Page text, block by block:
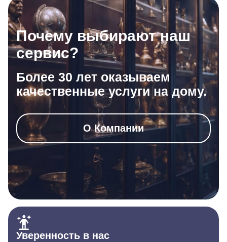
Почему выбирают наш
сервис?
Более 30 лет оказываем
качественные услуги на дому.
О Компании
Уверенность в нас